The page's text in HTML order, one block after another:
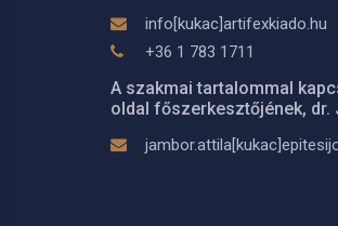
info[kukac]artifexkiado.hu
+36 1 783 1711
A szakmai tartalommal
oldal főszerkesztőjének, dr.